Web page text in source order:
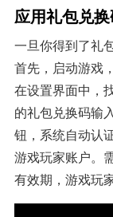
应用礼包兑
一旦你得到了礼
首先，启动游戏
在设置界面中，
的礼包兑换码输
钮，系统自动认
游戏玩家账户。
有效期，游戏玩